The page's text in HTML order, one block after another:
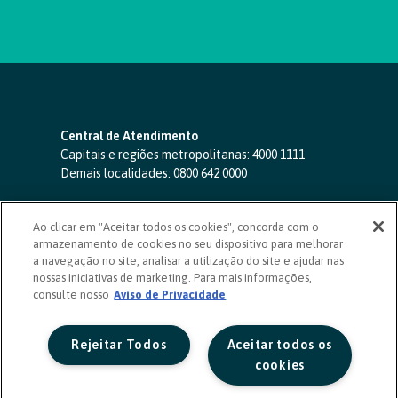
Central de Atendimento
Capitais e regiões metropolitanas: 4000 1111
Demais localidades: 0800 642 0000
SAC 24 horas-0800 724 4420
Ouvidoria
0800 725 0996
(de segunda a sexta, das 8h às 20h)
ouvidoriasicoob.com.br
Deficientes auditivos ou de fala
Ao clicar em "Aceitar todos os cookies", concorda com o
armazenamento de cookies no seu dispositivo para melhorar
a navegação no site, analisar a utilização do site e ajudar nas
nossas iniciativas de marketing. Para mais informações,
consulte nosso Aviso de Privacidade
Aceitar todos os
cookies
Rejeitar Todos